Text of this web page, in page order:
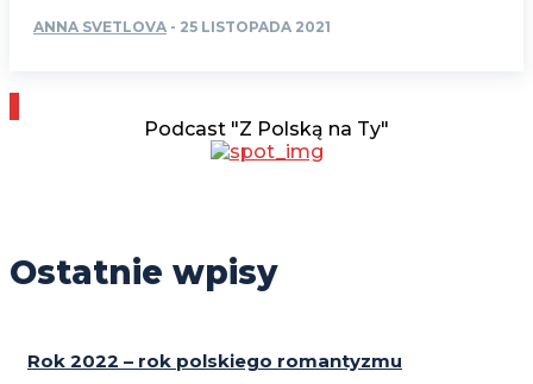
ANNA SVETLOVA - 25 LISTOPADA 2021
Podcast "Z Polską na Ty"
Ostatnie wpisy
Rok 2022 – rok polskiego romantyzmu